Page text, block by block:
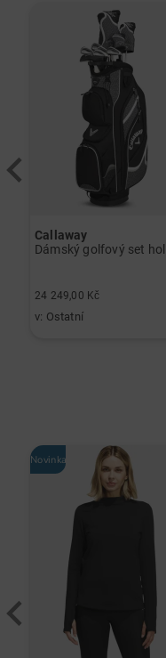
Callaway
24 249,00 Kč
v: Ostatní
Novinka